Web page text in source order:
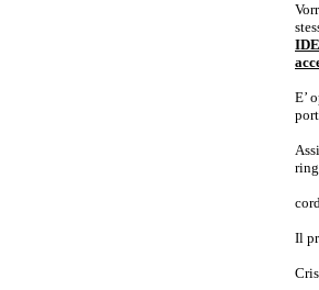
E’
Il